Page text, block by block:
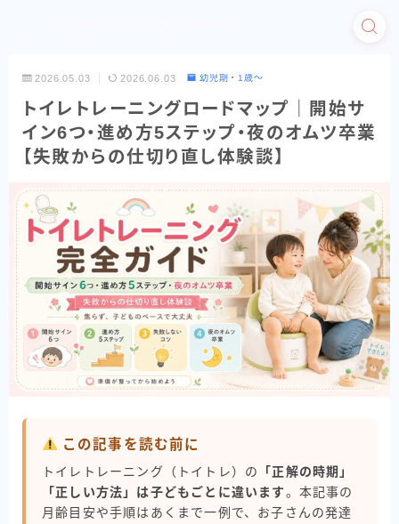
2026.05.03 2026.06.03 幼児期・1歳〜
トイレトレーニングロードマップ｜開始サ
イン6つ・進め方5ステップ・夜のオムツ卒業
【失敗からの仕切り直し体験談】
この記事を読む前に
トイレトレーニング（トイトレ）の
「正解の時期」
「正しい方法」は子どもごとに違います。本記事の
月齢目安や手順はあくまで一例で、お子さんの発達